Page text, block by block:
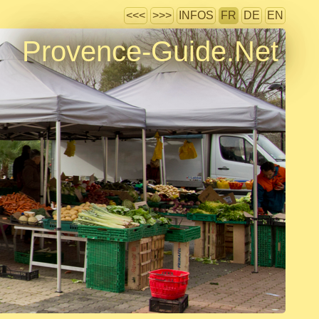
<<< >>> INFOS FR DE EN
Provence-Guide.Net